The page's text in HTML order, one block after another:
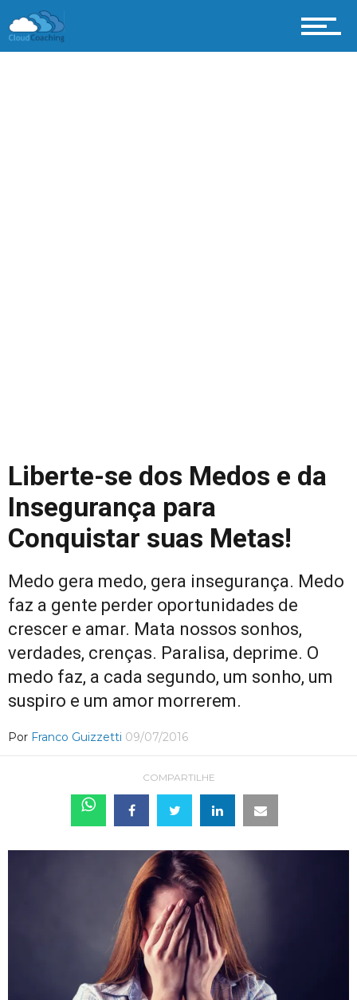
Liberte-se dos Medos e da
Insegurança para
Conquistar suas Metas!
Medo gera medo, gera insegurança. Medo
faz a gente perder oportunidades de
crescer e amar. Mata nossos sonhos,
verdades, crenças. Paralisa, deprime. O
medo faz, a cada segundo, um sonho, um
suspiro e um amor morrerem.
Por Franco Guizzetti 09/07/2016
COMPARTILHE